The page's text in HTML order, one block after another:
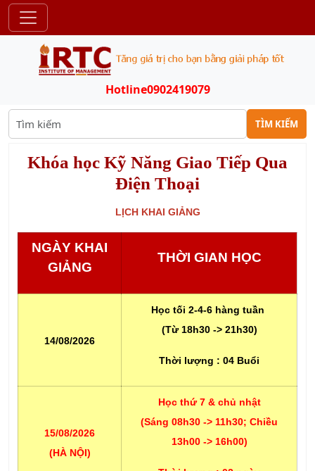
Hotline0902419079
TÌM KIẾM
Khóa học Kỹ Năng Giao Tiếp Qua
Điện Thoại
LỊCH KHAI GIẢNG
NGÀY KHAI
GIẢNG
THỜI GIAN HỌC
14/08/2026
Học tối 2-4-6 hàng tuần
(Từ 18h30 -> 21h30)
Thời lượng : 04 Buổi
15/08/2026
(HÀ NỘI)
Học thứ 7 & chủ nhật
(Sáng 08h30 -> 11h30; Chiều
13h00 -> 16h00)